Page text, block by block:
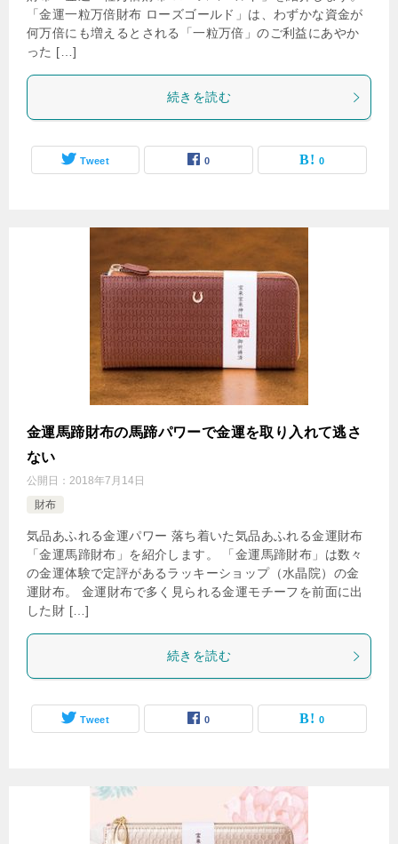
「金運一粒万倍財布 ローズゴールド」は、わずかな資金が
何万倍にも増えるとされる「一粒万倍」のご利益にあやか
った […]
続きを読む
Tweet 0 0
金運馬蹄財布の馬蹄パワーで金運を取り入れて逃さ
ない
公開日： 2018年7月14日
財布
気品あふれる金運パワー 落ち着いた気品あふれる金運財布
「金運馬蹄財布」を紹介します。 「金運馬蹄財布」は数々
の金運体験で定評があるラッキーショップ（水晶院）の金
運財布。 金運財布で多く見られる金運モチーフを前面に出
した財 […]
続きを読む
Tweet 0 0